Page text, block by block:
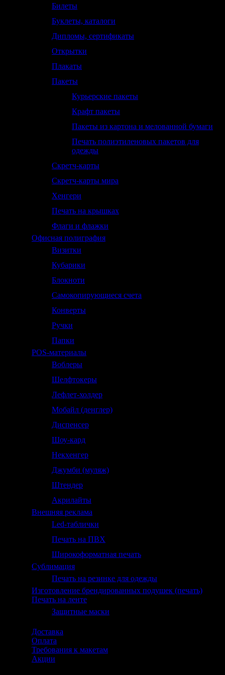
Билеты
Буклеты, каталоги
Дипломы, сертификаты
Открытки
Плакаты
Пакеты
Курьерские пакеты
Крафт пакеты
Пакеты из картона и мелованной бумаги
Печать полиэтиленовых пакетов для
одежды
Скретч-карты
Скретч-карты мира
Хенгери
Печать на крышках
Флаги и флажки
Офисная полиграфия
Визитки
Кубарики
Блокноти
Самокопирующиеся счета
Конверты
Ручки
Папки
POS-материалы
Воблеры
Шелфтокеры
Лефлет-холдер
Мобайл (денглер)
Диспенсер
Шоу-кард
Некхенгер
Джумби (муляж)
Штендер
Акрилайты
Внешняя реклама
Led-таблички
Печать на ПВХ
Широкоформатная печать
Сублимация
Печать на резинке для одежды
Изготовление брендированных подушек (печать)
Печать на ленте
Защитные маски
Доставка
Оплата
Требования к макетам
Акции